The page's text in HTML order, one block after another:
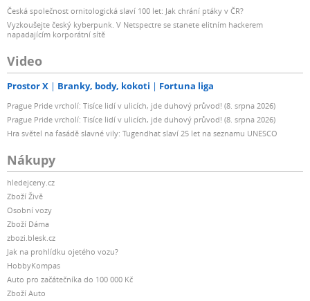
Česká společnost ornitologická slaví 100 let: Jak chrání ptáky v ČR?
Vyzkoušejte český kyberpunk. V Netspectre se stanete elitním hackerem
napadajícím korporátní sítě
Video
Prostor X Branky, body, kokoti Fortuna liga
Prague Pride vrcholí: Tisíce lidí v ulicích, jde duhový průvod! (8. srpna 2026)
Prague Pride vrcholí: Tisíce lidí v ulicích, jde duhový průvod! (8. srpna 2026)
Hra světel na fasádě slavné vily: Tugendhat slaví 25 let na seznamu UNESCO
Nákupy
hledejceny.cz
Zboží Živě
Osobní vozy
Zboží Dáma
zbozi.blesk.cz
Jak na prohlídku ojetého vozu?
HobbyKompas
Auto pro začátečníka do 100 000 Kč
Zboží Auto